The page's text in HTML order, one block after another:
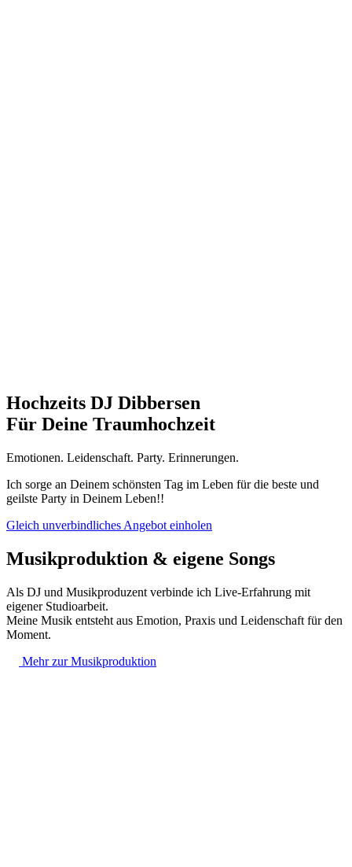
Hochzeits DJ Dibbersen
Für Deine Traumhochzeit
Emotionen. Leidenschaft. Party. Erinnerungen.
Ich sorge an Deinem schönsten Tag im Leben für die beste und
geilste Party in Deinem Leben!!
Gleich unverbindliches Angebot einholen
Musikproduktion & eigene Songs
Als DJ und Musikproduzent verbinde ich Live-Erfahrung mit
eigener Studioarbeit.
Meine Musik entsteht aus Emotion, Praxis und Leidenschaft für den
Moment.
Mehr zur Musikproduktion